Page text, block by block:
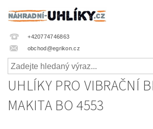
+420774746863
obchod@egrikon.cz
UHLÍKY PRO VIBRAČNÍ
MAKITA BO 4553